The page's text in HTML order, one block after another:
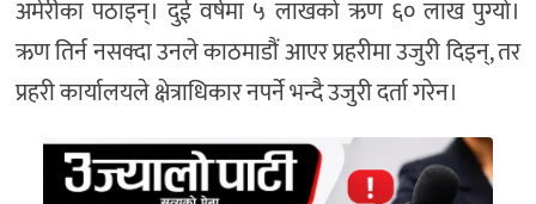
अमेरीका पठाइन्। दुई वर्षमा ५ लाखको ऋण ६० लाख पुग्यो।
ऋण तिर्न नसक्दा उनले काठमाडौं आएर प्रहरीमा उजुरी दिइन्, तर
प्रहरी कार्यालयले क्षेत्राधिकार नपर्ने भन्दै उजुरी दर्ता गरेन।